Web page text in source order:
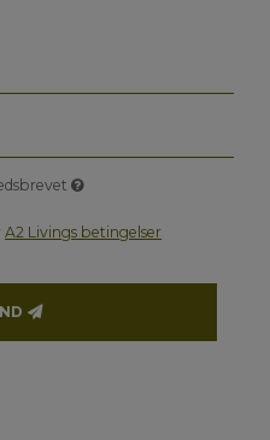
A2 Livings betingelser